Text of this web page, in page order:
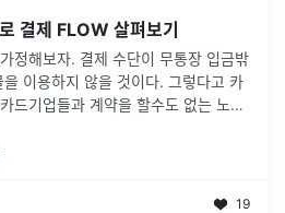
결제 FLOW 살펴보기
정해보자. 결제 수단이 무통장 입금밖
이용하지 않을 것이다. 그렇다고 카
드기업들과 계약을 할수도 없는 노릇
19